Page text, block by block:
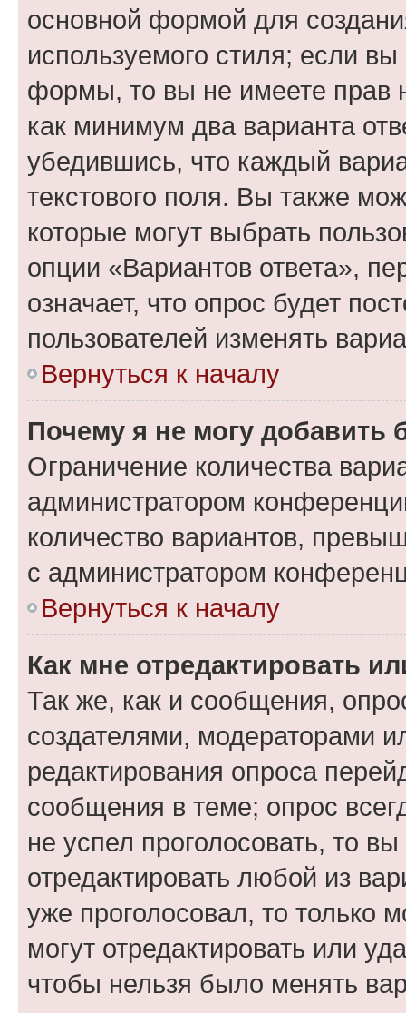
основной формой для
используемого стиля; если
формы, то вы не имеете прав
как минимум два варианта
убедившись, что каждый
текстового поля. Вы также
которые могут выбрать
опции «Вариантов ответа»,
означает, что опрос будет
пользователей изменять
Вернуться к началу
Почему я не могу добавить
Ограничение количества
администратором
количество вариантов,
с администратором
Вернуться к началу
Как мне отредактировать
Так же, как и сообщения,
создателями, модераторами
редактирования опроса
сообщения в теме; опрос
не успел проголосовать, то
отредактировать любой из
уже проголосовал, то только
могут отредактировать или
чтобы нельзя было менять